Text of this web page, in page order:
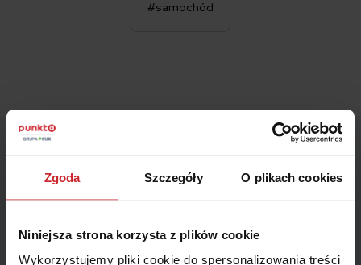
Zgoda Szczegóły O plikach cookies
Niniejsza strona korzysta z plików cookie
Wykorzystujemy pliki cookie do spersonalizowania treści
#samochód
Wskaż miesiąc końca polisy – zagwarantujemy Ci ofertę
Miesiąc